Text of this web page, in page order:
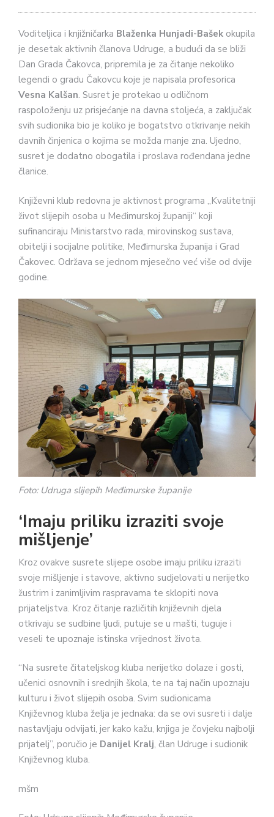
Voditeljica i knjižničarka Blaženka Hunjadi-Bašek okupila
je desetak aktivnih članova Udruge, a budući da se bliži
Dan Grada Čakovca, pripremila je za čitanje nekoliko
legendi o gradu Čakovcu koje je napisala profesorica
Vesna Kalšan. Susret je protekao u odličnom
raspoloženju uz prisjećanje na davna stoljeća, a zaključak
svih sudionika bio je koliko je bogatstvo otkrivanje nekih
davnih činjenica o kojima se možda manje zna. Ujedno,
susret je dodatno obogatila i proslava rođendana jedne
članice.
Književni klub redovna je aktivnost programa „Kvalitetniji
život slijepih osoba u Međimurskoj županiji“ koji
sufinanciraju Ministarstvo rada, mirovinskog sustava,
obitelji i socijalne politike, Međimurska županija i Grad
Čakovec. Održava se jednom mjesečno već više od dvije
godine.
Foto: Udruga slijepih Međimurske županije
‘Imaju priliku izraziti svoje
mišljenje’
Kroz ovakve susrete slijepe osobe imaju priliku izraziti
svoje mišljenje i stavove, aktivno sudjelovati u nerijetko
žustrim i zanimljivim raspravama te sklopiti nova
prijateljstva. Kroz čitanje različitih književnih djela
otkrivaju se sudbine ljudi, putuje se u mašti, tuguje i
veseli te upoznaje istinska vrijednost života.
“Na susrete čitateljskog kluba nerijetko dolaze i gosti,
učenici osnovnih i srednjih škola, te na taj način upoznaju
kulturu i život slijepih osoba. Svim sudionicama
Književnog kluba želja je jednaka: da se ovi susreti i dalje
nastavljaju odvijati, jer kako kažu, knjiga je čovjeku najbolji
prijatelj”, poručio je Danijel Kralj, član Udruge i sudionik
Književnog kluba.
mšm